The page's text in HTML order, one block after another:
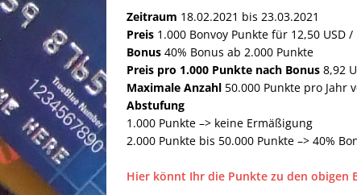
Zeitraum 18.02.2021 bis 23.03.2021
Preis 1.000 Bonvoy Punkte für 12,50 USD
Bonus 40% Bonus ab 2.000 Punkte
Preis pro 1.000 Punkte nach Bonus 8,92
Maximale Anzahl 50.000 Punkte pro Jahr
Abstufung
1.000 Punkte –> keine Ermäßigung
2.000 Punkte bis 50.000 Punkte –> 40%
Hier könnt Ihr die Punkte zu den obigen